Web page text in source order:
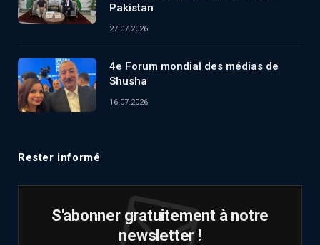
Pakistan
27.07.2026
4e Forum mondial des médias de
Shusha
16.07.2026
Rester informé
S'abonner gratuitement à notre
newsletter !